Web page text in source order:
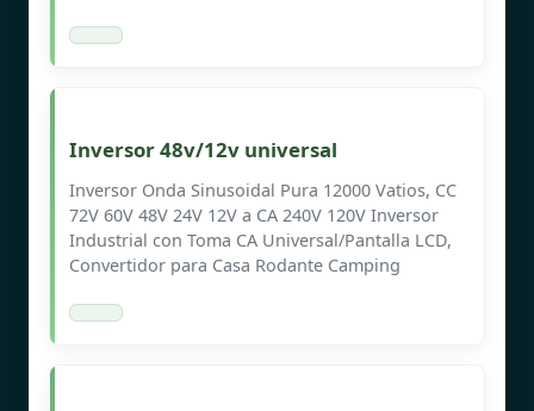
Inversor 48v/12v universal
Inversor Onda Sinusoidal Pura 12000 Vatios, CC
72V 60V 48V 24V 12V a CA 240V 120V Inversor
Industrial con Toma CA Universal/Pantalla LCD,
Convertidor para Casa Rodante Camping